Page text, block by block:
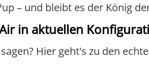
– und bleibt es der König
in aktuellen
Hier geht's zu den